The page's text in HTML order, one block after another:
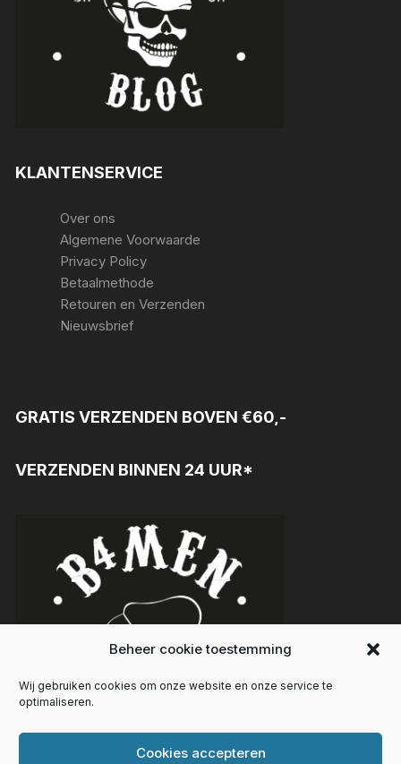
Beheer cookie toestemming
Wij gebruiken cookies om onze website en onze service te
optimaliseren.
Cookies accepteren
KLANTENSERVICE
Over ons
Algemene Voorwaarde
Privacy Policy
Betaalmethode
Retouren en Verzenden
Nieuwsbrief
GRATIS VERZENDEN BOVEN €60,-
VERZENDEN BINNEN 24 UUR*